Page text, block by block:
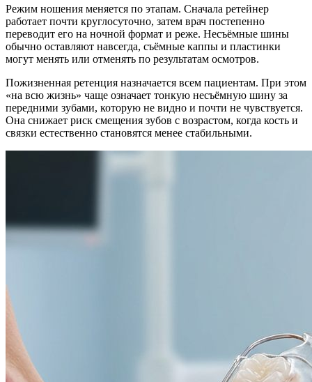
Режим ношения меняется по этапам. Сначала ретейнер
работает почти круглосуточно, затем врач постепенно
переводит его на ночной формат и реже. Несъёмные шины
обычно оставляют навсегда, съёмные каппы и пластинки
могут менять или отменять по результатам осмотров.
Пожизненная ретенция назначается всем пациентам. При этом
«на всю жизнь» чаще означает тонкую несъёмную шину за
передними зубами, которую не видно и почти не чувствуется.
Она снижает риск смещения зубов с возрастом, когда кость и
связки естественно становятся менее стабильными.